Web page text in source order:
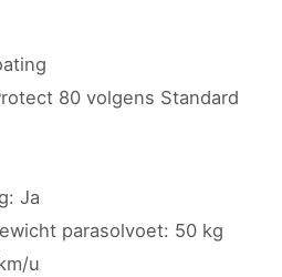
80 volgens Standard
Ja
parasolvoet: 50 kg
u